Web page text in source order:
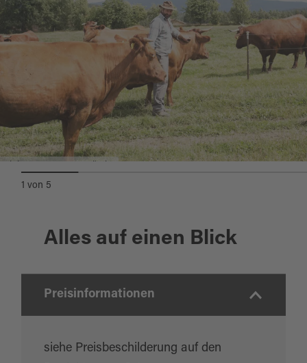
Einkaufen auf dem Bauernhof, Naturland-,
Bioland- oder Demeter-Waren, Hofladen,
Verkauf auf Märkten, Ab-Hof-Verkauf, Lernort
Bauernhof, Praktikumsplätze,
Landerlebnisreise
1 von 5
Alles auf einen Blick
Preisinformationen
siehe Preisbeschilderung auf den